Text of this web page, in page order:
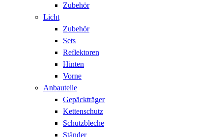
Zubehör
Licht
Zubehör
Sets
Reflektoren
Hinten
Vorne
Anbauteile
Gepäckträger
Kettenschutz
Schutzbleche
Ständer